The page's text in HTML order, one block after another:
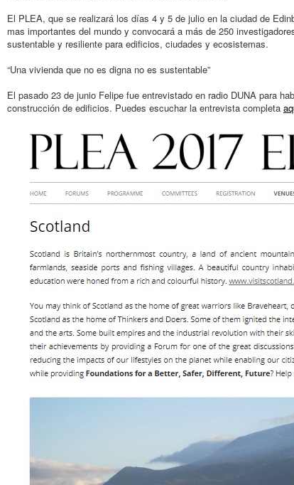
El PLEA, que se realizará los días 4 y 5 de julio en la ciudad de
mas importantes del mundo y convocará a más de 250
sustentable y resiliente para edificios, ciudades y ecosistemas.
“Una vivienda que no es digna no es sustentable”
El pasado 23 de junio Felipe fue entrevistado en radio DUNA para
construcción de edificios. Puedes escuchar la entrevista completa